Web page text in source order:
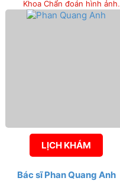
Khoa Chẩn đoán hình ảnh,
Khoa Khám bệnh, Khoa
LỊCH KHÁM
Bác sĩ Phan Quang Anh